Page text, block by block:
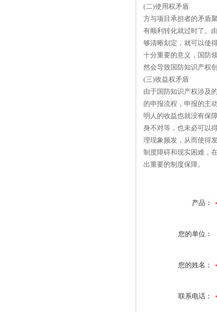
(二)使用权矛盾
方与项目承担者的矛盾
有顺利转化就过时了。
够清晰划定，就可以使
十分重要的意义，国防
然会导致国防知识产权
(三)收益权矛盾
由于国防知识产权涉及
的申报流程，申报的主
明人的收益也就没有保
身不对等，也未必可以
理现象频发，从而使得
制度障碍和现实困难，
出重要的制度保障。
产品：
您的单位：
您的姓名：
联系电话：